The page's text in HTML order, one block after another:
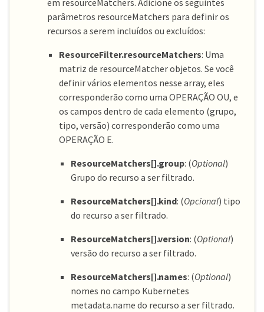
em resourceMatchers. Adicione os seguintes
parâmetros resourceMatchers para definir os
recursos a serem incluídos ou excluídos:
ResourceFilter.resourceMatchers: Uma
matriz de resourceMatcher objetos. Se você
definir vários elementos nesse array, eles
corresponderão como uma OPERAÇÃO OU, e
os campos dentro de cada elemento (grupo,
tipo, versão) corresponderão como uma
OPERAÇÃO E.
ResourceMatchers[].group: (Optional)
Grupo do recurso a ser filtrado.
ResourceMatchers[].kind: (Opcional) tipo
do recurso a ser filtrado.
ResourceMatchers[].version: (Optional)
versão do recurso a ser filtrado.
ResourceMatchers[].names: (Optional)
nomes no campo Kubernetes
metadata.name do recurso a ser filtrado.